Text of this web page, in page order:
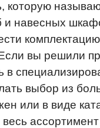
которую
и навесных
комплектацию
вы решили
в
выбор из
или в виде